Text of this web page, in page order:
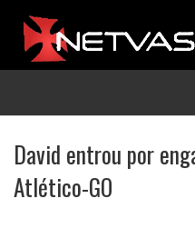
David entrou por
Atlético-GO